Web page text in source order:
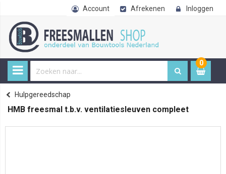
Account Afrekenen Inloggen
0
item
Home
Gereedschap
Hulpgereedschap
HMB freesmal t.b.v. ventilatiesleuven compleet